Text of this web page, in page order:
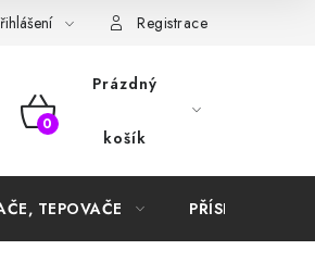
Registrace
NÁKUPNÍ
Prázdný
košík
TEPOVAČE PŘÍSLUŠENSTVÍ